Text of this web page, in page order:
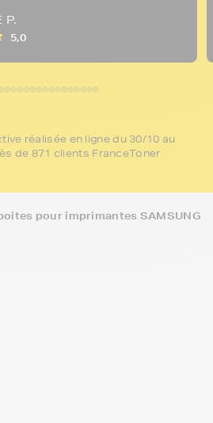
P.
5,0
réalisée en ligne du 30/10 au
de 871 clients FranceToner
pour imprimantes SAMSUNG